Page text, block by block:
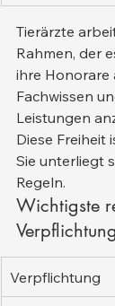
Tierärzte
Rahmen, der
ihre Honorare
Fachwissen
Leistungen
Diese Freiheit
Sie unterliegt
Regeln.
Wichtigste
Verpflichtung